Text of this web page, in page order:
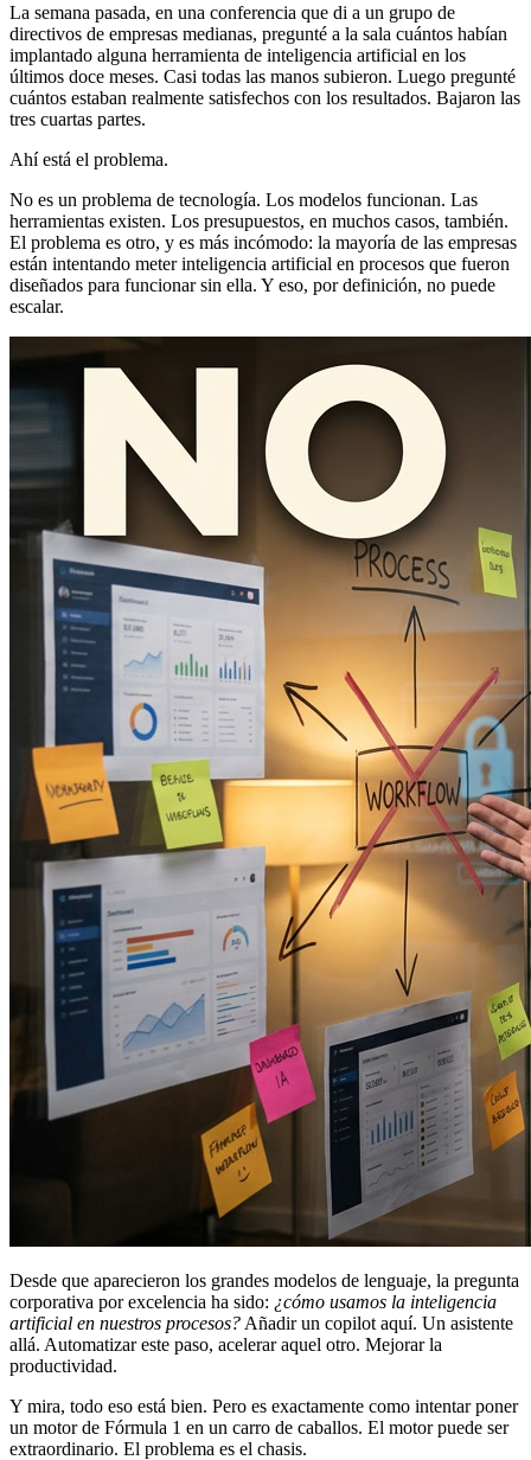
La semana pasada, en una conferencia que di a un grupo de
directivos de empresas medianas, pregunté a la sala cuántos habían
implantado alguna herramienta de inteligencia artificial en los
últimos doce meses. Casi todas las manos subieron. Luego pregunté
cuántos estaban realmente satisfechos con los resultados. Bajaron las
tres cuartas partes.
Ahí está el problema.
No es un problema de tecnología. Los modelos funcionan. Las
herramientas existen. Los presupuestos, en muchos casos, también.
El problema es otro, y es más incómodo: la mayoría de las empresas
están intentando meter inteligencia artificial en procesos que fueron
diseñados para funcionar sin ella. Y eso, por definición, no puede
escalar.
Desde que aparecieron los grandes modelos de lenguaje, la pregunta
corporativa por excelencia ha sido: ¿cómo usamos la inteligencia
artificial en nuestros procesos? Añadir un copilot aquí. Un asistente
allá. Automatizar este paso, acelerar aquel otro. Mejorar la
productividad.
Y mira, todo eso está bien. Pero es exactamente como intentar poner
un motor de Fórmula 1 en un carro de caballos. El motor puede ser
extraordinario. El problema es el chasis.